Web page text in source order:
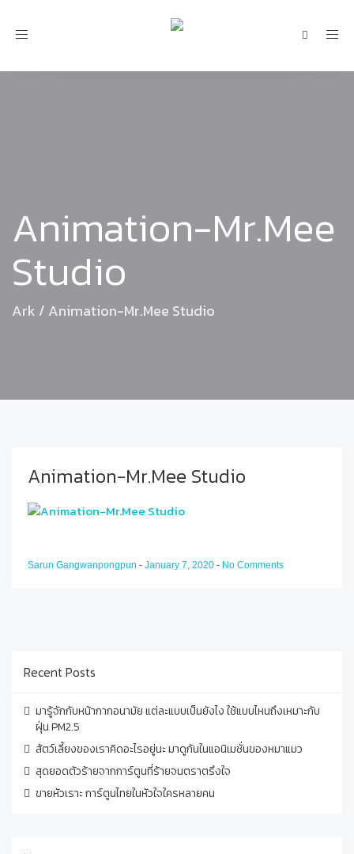
Toggle
Animation-Mr.Mee
Studio
Ark / Animation-Mr.Mee Studio
Animation-Mr.Mee Studio
Sarun Gangwanpongpun - January 7, 2020 - No Comments
Recent Posts
มารู้จักกับหน้ากากอนามัย แต่ละแบบเป็นยังไง ใช้แบบไหนถึงเหมาะกับ
ฝุ่น PM2.5
สัตว์เลี้ยงของเราคิดอะไรอยู่นะ มาดูกันในแอนิเมชั่นของหมาแมว
สุดยอดตัวร้ายจากการ์ตูนที่ร้ายจนตราตรึงใจ
ขายหัวเราะ การ์ตูนไทยในหัวใจใครหลายคน